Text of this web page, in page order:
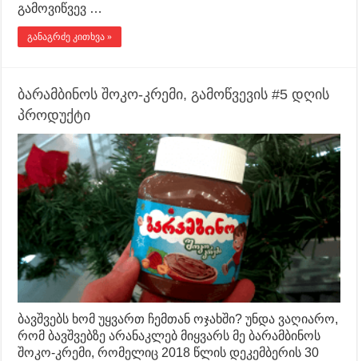
გამოვიწვევ …
განაგრძე კითხვა »
ბარამბინოს შოკო-კრემი, გამოწვევის #5 დღის
პროდუქტი
ბავშვებს ხომ უყვართ ჩემთან ოჯახში? უნდა ვაღიარო,
რომ ბავშვებზე არანაკლებ მიყვარს მე ბარამბინოს
შოკო-კრემი, რომელიც 2018 წლის დეკემბერის 30